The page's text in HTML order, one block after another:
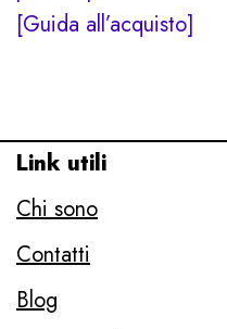
[Guida all’acquisto]
Link utili
Chi sono
Contatti
Blog